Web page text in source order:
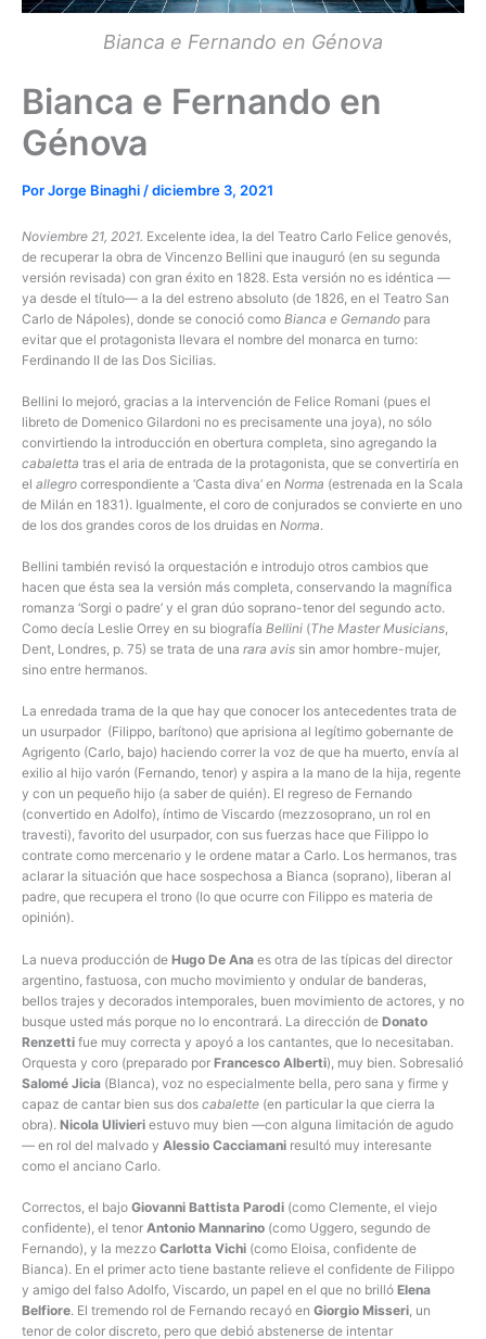
Bianca e Fernando en Génova
Bianca e Fernando en
Génova
PorJorge Binaghi /diciembre 3, 2021
Noviembre 21, 2021. Excelente idea, la del Teatro Carlo Felice genovés,
de recuperar la obra de Vincenzo Bellini que inauguró (en su segunda
versión revisada) con gran éxito en 1828. Esta versión no es idéntica —
ya desde el título— a la del estreno absoluto (de 1826, en el Teatro San
Carlo de Nápoles), donde se conoció como Bianca e Gernando para
evitar que el protagonista llevara el nombre del monarca en turno:
Ferdinando II de las Dos Sicilias.
Bellini lo mejoró, gracias a la intervención de Felice Romani (pues el
libreto de Domenico Gilardoni no es precisamente una joya), no sólo
convirtiendo la introducción en obertura completa, sino agregando la
cabaletta tras el aria de entrada de la protagonista, que se convertiría en
el allegro correspondiente a ‘Casta diva’ en Norma (estrenada en la Scala
de Milán en 1831). Igualmente, el coro de conjurados se convierte en uno
de los dos grandes coros de los druidas en Norma.
Bellini también revisó la orquestación e introdujo otros cambios que
hacen que ésta sea la versión más completa, conservando la magnífica
romanza ‘Sorgi o padre’ y el gran dúo soprano-tenor del segundo acto.
Como decía Leslie Orrey en su biografía Bellini (The Master Musicians,
Dent, Londres, p. 75) se trata de una rara avis sin amor hombre-mujer,
sino entre hermanos.
La enredada trama de la que hay que conocer los antecedentes trata de
un usurpador (Filippo, barítono) que aprisiona al legítimo gobernante de
Agrigento (Carlo, bajo) haciendo correr la voz de que ha muerto, envía al
exilio al hijo varón (Fernando, tenor) y aspira a la mano de la hija, regente
y con un pequeño hijo (a saber de quién). El regreso de Fernando
(convertido en Adolfo), íntimo de Viscardo (mezzosoprano, un rol en
travesti), favorito del usurpador, con sus fuerzas hace que Filippo lo
contrate como mercenario y le ordene matar a Carlo. Los hermanos, tras
aclarar la situación que hace sospechosa a Bianca (soprano), liberan al
padre, que recupera el trono (lo que ocurre con Filippo es materia de
opinión).
La nueva producción de Hugo De Ana es otra de las típicas del director
argentino, fastuosa, con mucho movimiento y ondular de banderas,
bellos trajes y decorados intemporales, buen movimiento de actores, y no
busque usted más porque no lo encontrará. La dirección de Donato
Renzetti fue muy correcta y apoyó a los cantantes, que lo necesitaban.
Orquesta y coro (preparado por Francesco Alberti), muy bien. Sobresalió
Salomé Jicia (Blanca), voz no especialmente bella, pero sana y firme y
capaz de cantar bien sus dos cabalette (en particular la que cierra la
obra). Nicola Ulivieri estuvo muy bien —con alguna limitación de agudo
— en rol del malvado y Alessio Cacciamani resultó muy interesante
como el anciano Carlo.
Correctos, el bajo Giovanni Battista Parodi (como Clemente, el viejo
confidente), el tenor Antonio Mannarino (como Uggero, segundo de
Fernando), y la mezzo Carlotta Vichi (como Eloisa, confidente de
Bianca). En el primer acto tiene bastante relieve el confidente de Filippo
y amigo del falso Adolfo, Viscardo, un papel en el que no brilló Elena
Belfiore. El tremendo rol de Fernando recayó en Giorgio Misseri , un
tenor de color discreto, pero que debió abstenerse de intentar